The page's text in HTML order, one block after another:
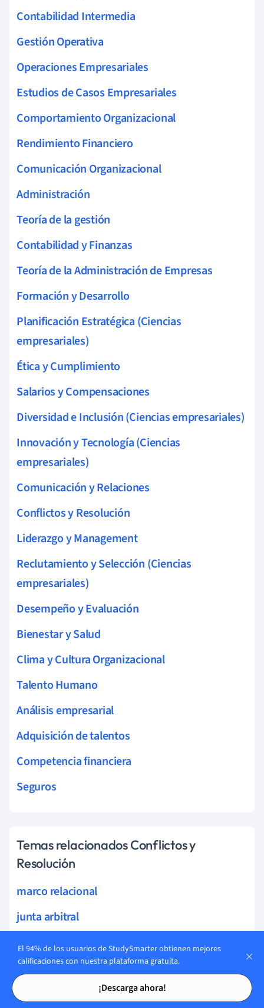
Tarjetas de estudio
Tarjetas de estudio
Contabilidad Intermedia
Gestión Operativa
Operaciones Empresariales
Estudios de Casos Empresariales
Comportamiento Organizacional
Rendimiento Financiero
Comunicación Organizacional
Administración
Teoría de la gestión
Contabilidad y Finanzas
Teoría de la Administración de Empresas
Formación y Desarrollo
Planificación Estratégica (Ciencias
empresariales)
Ética y Cumplimiento
Salarios y Compensaciones
Diversidad e Inclusión (Ciencias empresariales)
Innovación y Tecnología (Ciencias
empresariales)
Comunicación y Relaciones
Conflictos y Resolución
Liderazgo y Management
Reclutamiento y Selección (Ciencias
empresariales)
Desempeño y Evaluación
Bienestar y Salud
Clima y Cultura Organizacional
Talento Humano
Análisis empresarial
Adquisición de talentos
Competencia financiera
Seguros
Temas relacionados Conflictos y
Resolución
marco relacional
junta arbitral
mediación
consenso
escuelas mediación
El 94% de los usuarios de StudySmarter obtienen mejores
calificaciones con nuestra plataforma gratuita.
¡Descarga ahora!